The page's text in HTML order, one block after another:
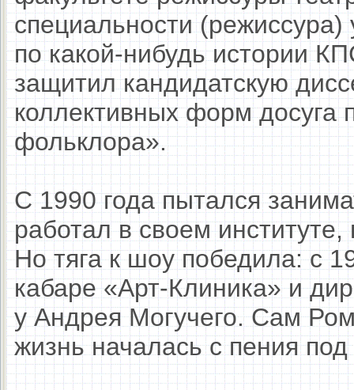
специальности
по какой-нибудь истории
защитил кандидатскую
коллективных форм досуга
фольклора».
С 1990 года пытался
работал в своем
Но тяга к шоу победила: с
кабаре «Арт-Клиника» и
у Андрея Могучего. Сам
жизнь началась с пения под